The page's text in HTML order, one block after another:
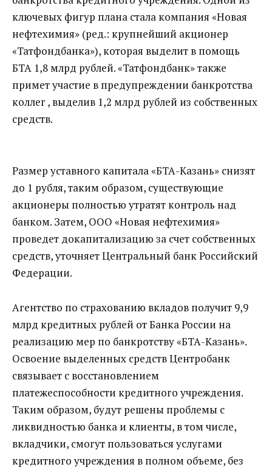
ключевых фигур плана стала компания «Новая
нефтехимия» (ред.: крупнейший акционер
«Татфондбанка»), которая выделит в помощь
БТА 1,8 млрд рублей. «Татфондбанк» также
примет участие в предупреждении банкротства
коллег , выделив 1,2 млрд рублей из собственных
средств.
Размер уставного капитала «БТА-Казань» снизят
до 1 рубля, таким образом, существующие
акционеры полностью утратят контроль над
банком. Затем, ООО «Новая нефтехимия»
проведет докапитализацию за счет собственных
средств, уточняет Центральный банк Российский
Федерации.
Агентство по страхованию вкладов получит 9,9
млрд кредитных рублей от Банка России на
реализацию мер по банкротству «БТА-Казань».
Освоение выделенных средств Центробанк
связывает с восстановлением
платежеспособности кредитного учреждения.
Таким образом, будут решены проблемы с
ликвидностью банка и клиенты, в том числе,
вкладчики, смогут пользоваться услугами
кредитного учреждения в полном объеме, без